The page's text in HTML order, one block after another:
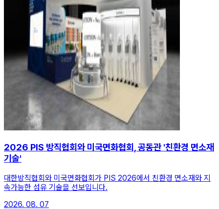
2026 PIS 방직협회와 미국면화협회, 공동관 '친환경 면소재
기술'
대한방직협회와 미국면화협회가 PIS 2026에서 친환경 면소재와 지
속가능한 섬유 기술을 선보입니다.
2026. 08. 07